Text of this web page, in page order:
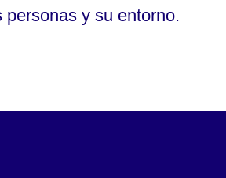
personas y su entorno.